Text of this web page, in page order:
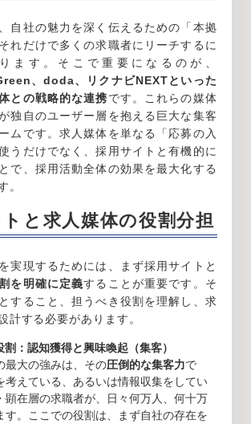
自社の魅力を深く伝えるための「本拠
れだけで多くの求職者にリーチするに
ます。そこで重要になるのが、
、doda、リクナビNEXTといった
との戦略的な連携です。これらの媒体
独自のユーザー層を抱える巨大な集客
ムです。求人媒体を単なる「応募の入
うだけでなく、採用サイトと有機的に
で、採用活動全体の効果を最大化する
。
と求人媒体の役割分担
実現するためには、まず採用サイトと
を明確に定義することが重要です。そ
すること、担うべき役割を理解し、求
計する必要があります。
：認知獲得と興味喚起（集客）
最大の強みは、その圧倒的な集客力で
考えている、あるいは情報収集をしてい
顕在層の求職者が、日々何万人、何十万
す。ここでの役割は、まず自社の存在を